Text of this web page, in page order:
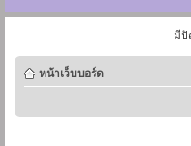
มีปั
หน้าเว็บบอร์ด